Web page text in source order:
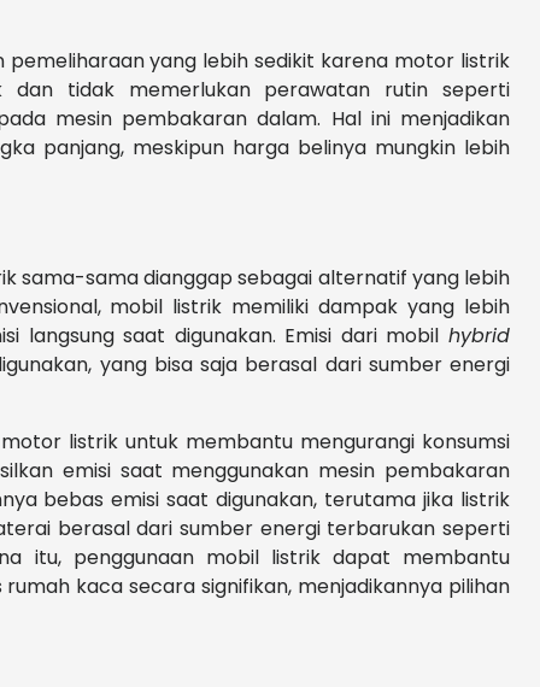
pemeliharaan yang lebih sedikit karena motor listrik
dan tidak memerlukan perawatan rutin seperti
mesin pembakaran dalam. Hal ini menjadikan
panjang, meskipun harga belinya mungkin lebih
sama-sama dianggap sebagai alternatif yang lebih
mobil listrik memiliki dampak yang lebih
langsung saat digunakan. Emisi dari mobil hybrid
yang bisa saja berasal dari sumber energi
listrik untuk membantu mengurangi konsumsi
emisi saat menggunakan mesin pembakaran
bebas emisi saat digunakan, terutama jika listrik
berasal dari sumber energi terbarukan seperti
itu, penggunaan mobil listrik dapat membantu
kaca secara signifikan, menjadikannya pilihan